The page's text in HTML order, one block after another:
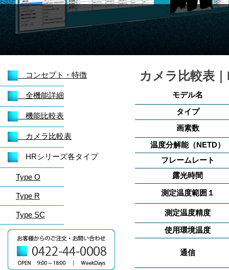
コンセプト・特徴
全機能詳細
機能比較表
カメラ比較表
HRシリーズ各タイプ
Type O
Type R
Type SC
カメラ比較表｜
モデル名
タイプ
画素数
温度分解能（NETD）
フレームレート
露光時間
測定温度範囲１
測定温度精度
使用環境温度
通信